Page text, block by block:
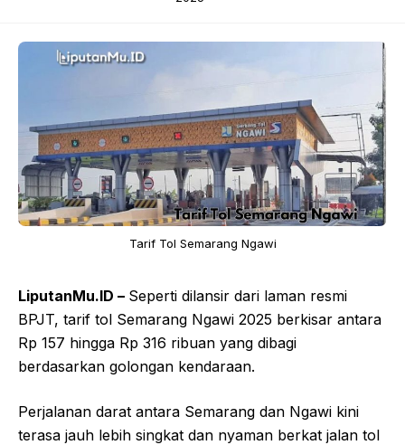
Tarif Tol Semarang Ngawi
LiputanMu.ID – Seperti dilansir dari laman resmi
BPJT, tarif tol Semarang Ngawi 2025 berkisar antara
Rp 157 hingga Rp 316 ribuan yang dibagi
berdasarkan golongan kendaraan.
Perjalanan darat antara Semarang dan Ngawi kini
terasa jauh lebih singkat dan nyaman berkat jalan tol